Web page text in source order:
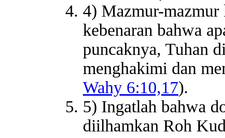
4) Mazmur-
kebenaran bahwa
puncaknya, Tuhan
menghakimi dan
Wahy 6:10,17).
5) Ingatlah bahwa
diilhamkan Roh